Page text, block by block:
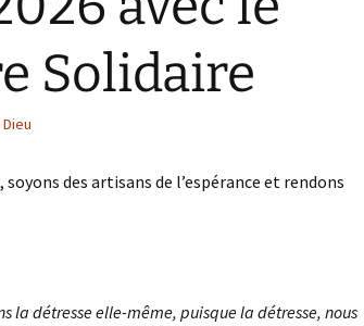
Solidaire
soyons des artisans de l’espérance et rendons
la détresse elle-même, puisque la détresse, nous